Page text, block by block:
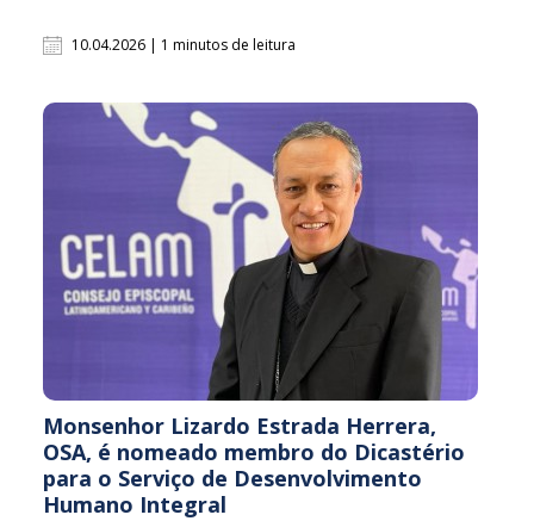
10.04.2026 | 1 minutos de leitura
Monsenhor Lizardo Estrada Herrera,
OSA, é nomeado membro do Dicastério
para o Serviço de Desenvolvimento
Humano Integral